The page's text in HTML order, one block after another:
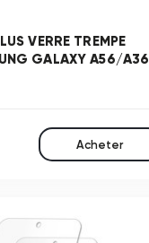
VERRE TREMPE
GALAXY A56/A36
Acheter